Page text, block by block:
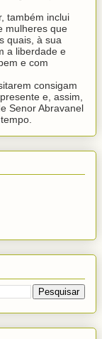
também inclui
mulheres que
quais, à sua
a liberdade e
e com
consigam
e, assim,
Senor Abravanel